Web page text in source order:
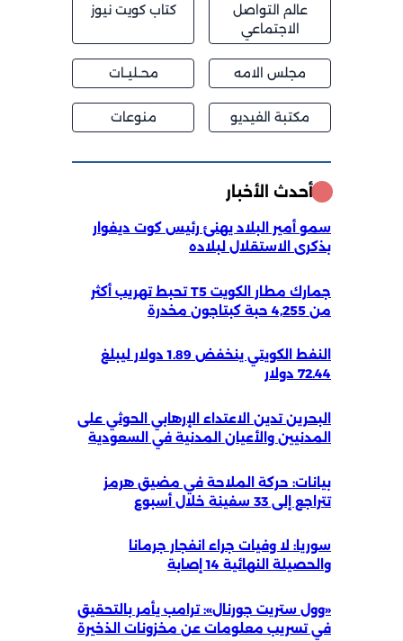
عالم التواصل
الاجتماعي
كتاب كويت نيوز
مجلس الامه محــليــات
مكتبة الفيديو منوعات
أحدث الأخبار
سمو أمير البلاد يهنئ رئيس كوت ديفوار
بذكرى الاستقلال لبلاده
جمارك مطار الكويت T5 تحبط تهريب أكثر
من 4,255 حبة كبتاجون مخدرة
النفط الكويتي ينخفض 1.89 دولار ليبلغ
72.44 دولار
البحرين تدين الاعتداء الإرهابي الحوثي على
المدنيين والأعيان المدنية في السعودية
بيانات: حركة الملاحة في مضيق هرمز
تتراجع إلى 33 سفينة خلال أسبوع
سوريا: لا وفيات جراء انفجار جرمانا
والحصيلة النهائية 14 إصابة
«وول ستريت جورنال»: ترامب يأمر بالتحقيق
في تسريب معلومات عن مخزونات الذخيرة